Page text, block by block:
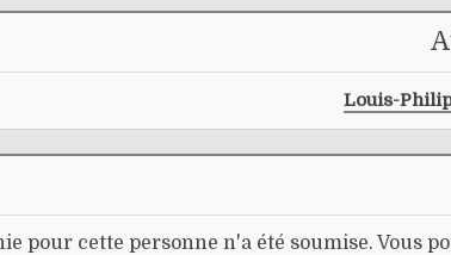
Louis-
pour cette personne n'a été soumise. Vous